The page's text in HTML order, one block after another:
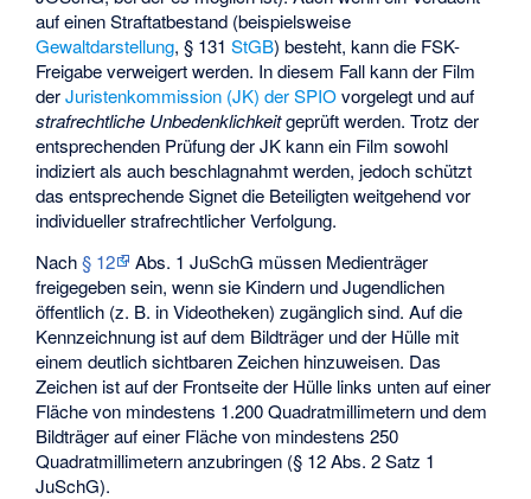
auf einen Straftatbestand (beispielsweise
Gewaltdarstellung, § 131StGB) besteht, kann die FSK-
Freigabe verweigert werden. In diesem Fall kann der Film
derJuristenkommission (JK) der SPIOvorgelegt und auf
strafrechtliche Unbedenklichkeitgeprüft werden. Trotz der
entsprechenden Prüfung der JK kann ein Film sowohl
indiziert als auch beschlagnahmt werden, jedoch schützt
das entsprechende Signet die Beteiligten weitgehend vor
individueller strafrechtlicher Verfolgung.
Nach§ 12
Abs. 1 JuSchG müssen Medienträger
freigegeben sein, wenn sie Kindern und Jugendlichen
öffentlich (z. B. in Videotheken) zugänglich sind. Auf die
Kennzeichnung ist auf dem Bildträger und der Hülle mit
einem deutlich sichtbaren Zeichen hinzuweisen. Das
Zeichen ist auf der Frontseite der Hülle links unten auf einer
Fläche von mindestens 1.200 Quadratmillimetern und dem
Bildträger auf einer Fläche von mindestens 250
Quadratmillimetern anzubringen (§ 12 Abs. 2 Satz 1
JuSchG).